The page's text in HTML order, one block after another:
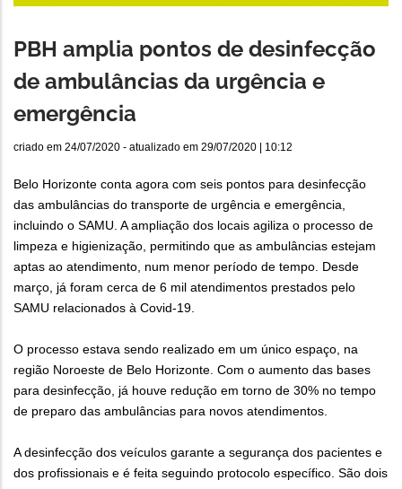
PBH amplia pontos de desinfecção
de ambulâncias da urgência e
emergência
criado em 24/07/2020 - atualizado em 29/07/2020 | 10:12
Belo Horizonte conta agora com seis pontos para desinfecção
das ambulâncias do transporte de urgência e emergência,
incluindo o SAMU. A ampliação dos locais agiliza o processo de
limpeza e higienização, permitindo que as ambulâncias estejam
aptas ao atendimento, num menor período de tempo. Desde
março, já foram cerca de 6 mil atendimentos prestados pelo
SAMU relacionados à Covid-19.
O processo estava sendo realizado em um único espaço, na
região Noroeste de Belo Horizonte. Com o aumento das bases
para desinfecção, já houve redução em torno de 30% no tempo
de preparo das ambulâncias para novos atendimentos.
A desinfecção dos veículos garante a segurança dos pacientes e
dos profissionais e é feita seguindo protocolo específico. São dois